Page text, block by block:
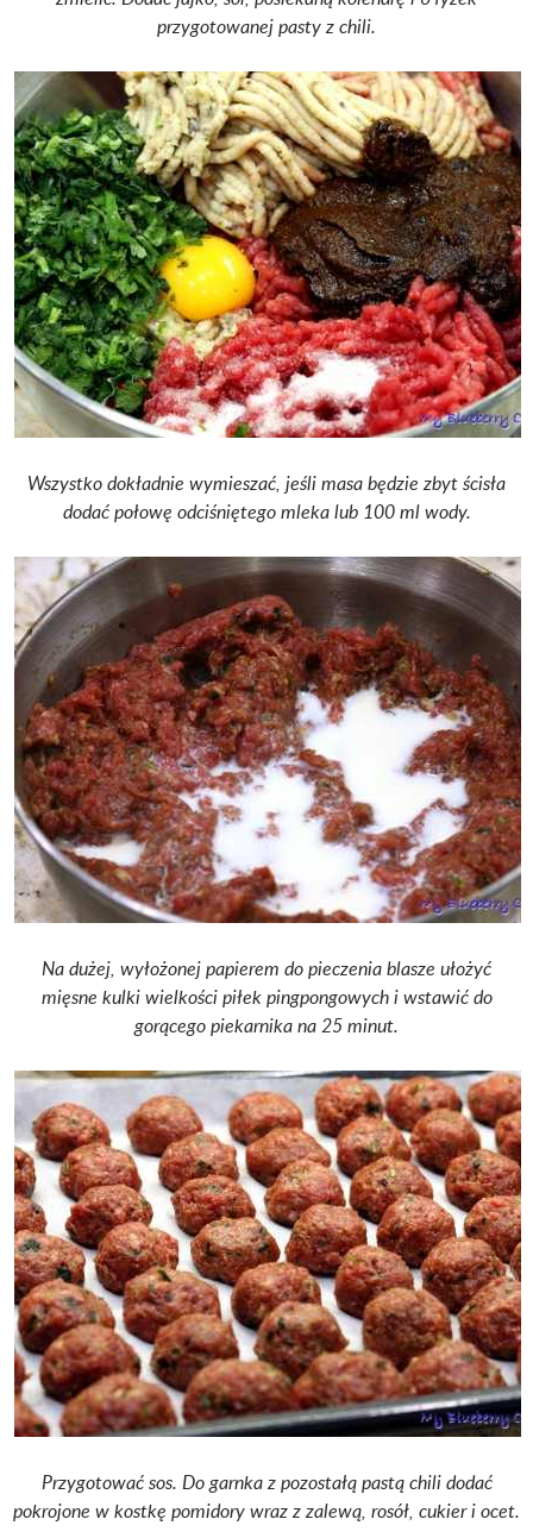
przygotowanej pasty z chili.
Wszystko dokładnie wymieszać, jeśli masa będzie zbyt ścisła
dodać połowę odciśniętego mleka lub 100 ml wody.
Na dużej, wyłożonej papierem do pieczenia blasze ułożyć
mięsne kulki wielkości piłek pingpongowych i wstawić do
gorącego piekarnika na 25 minut.
Przygotować sos. Do garnka z pozostałą pastą chili dodać
pokrojone w kostkę pomidory wraz z zalewą, rosół, cukier i ocet.